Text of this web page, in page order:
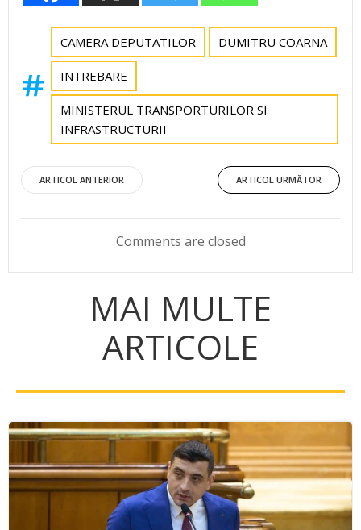
CAMERA DEPUTATILOR DUMITRU COARNA
INTREBARE
MINISTERUL TRANSPORTURILOR SI
INFRASTRUCTURII
Post
navigation
ARTICOL ANTERIOR
Post
navigation
ARTICOL URMĂTOR
Comments are closed
MAI MULTE
ARTICOLE